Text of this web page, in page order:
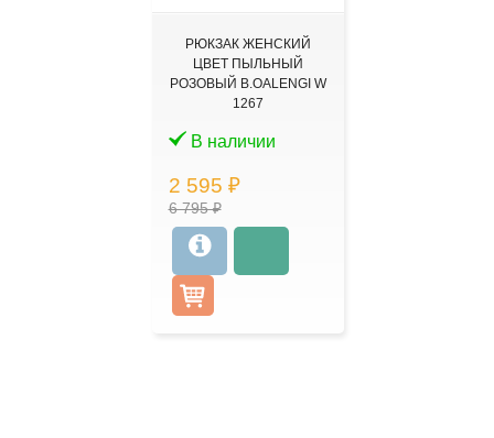
РЮКЗАК ЖЕНСКИЙ
ЦВЕТ ПЫЛЬНЫЙ
РОЗОВЫЙ B.OALENGI W
1267
В наличии
2 595 ₽
6 795 ₽